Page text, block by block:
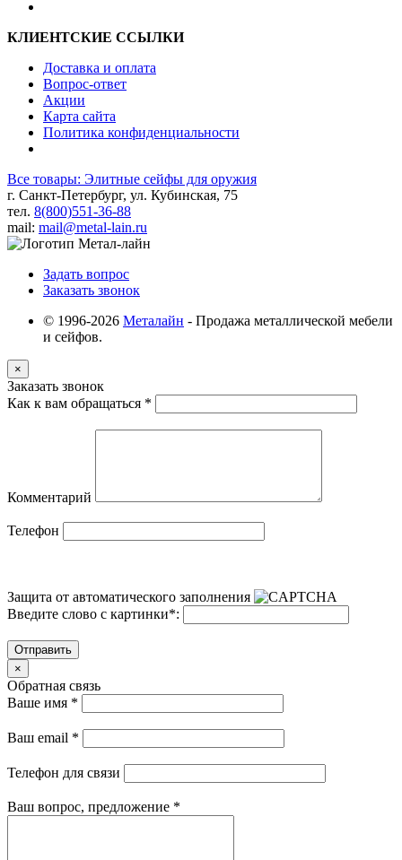
КЛИЕНТСКИЕ ССЫЛКИ
Доставка и оплата
Вопрос-ответ
Акции
Карта сайта
Политика конфиденциальности
Все товары: Элитные сейфы для оружия
г. Санкт-Петербург, ул. Кубинская, 75
тел. 8(800)551-36-88
mail: mail@metal-lain.ru
Задать вопрос
Заказать звонок
© 1996-2026 Металайн - Продажа металлической мебели
и сейфов.
×
Заказать звонок
Как к вам обращаться *
Комментарий
Телефон
Защита от автоматического заполнения
Введите слово с картинки*:
Отправить
×
Обратная связь
Ваше имя *
Ваш email *
Телефон для связи
Ваш вопрос, предложение *